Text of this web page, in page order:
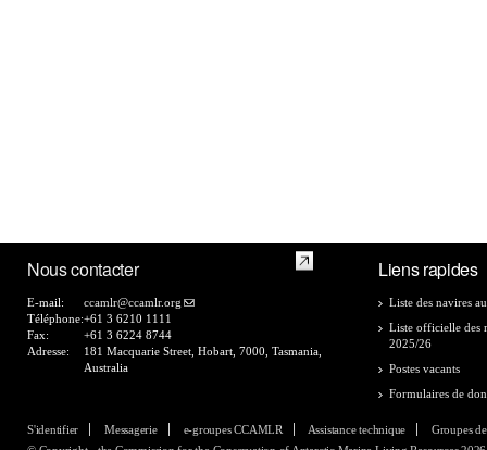
Nous contacter
E-mail:
ccamlr@ccamlr.org
Téléphone:+61 3 6210 1111
Fax:
+61 3 6224 8744
Adresse:
181 Macquarie Street, Hobart, 7000, Tasmania,
Australia
Liens rapides
Liste des navires
Liste officielle des
2025/26
Postes vacants
Formulaires de
S'identifier Messagerie e-groupes CCAMLR Assistance technique
Groupes